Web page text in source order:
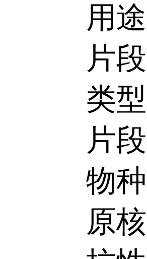
用途
片段
类型
片段
物种
原核